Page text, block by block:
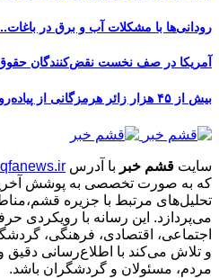
رودانی‌ها با مشکلات آب و برق در
آمریکا در صف نخست نقض‌کنندگان
بیش از ۴۵ هزار زائر هرمزگانی از پیاده‌روی...
سایت قشم خبر با آدرس qfanews.ir
که به صورت تخصصی به پوشش
تحلیل‌های مرتبط با جزیره
می‌پردازد. این رسانه با رویکردی
اجتماعی، اقتصادی، فرهنگی،
و تلاش می‌کند با اطلاع‌رسانی دقیق
مردم، مسئولان و گردشگران باشد.